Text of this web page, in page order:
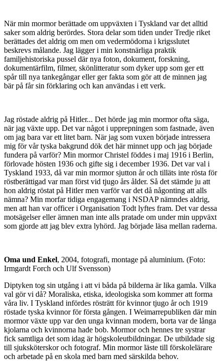
När min mormor berättade om uppväxten i Tyskland var det alltid
saker som aldrig berördes. Stora delar som tiden under Tredje riket
berättades det aldrig om men om vedermödorna i krigsslutet
beskrevs målande. Jag lägger i min konstnärliga praktik
familjehistoriska pussel där nya foton, dokument, forskning,
dokumentärfilm, filmer, skönlitteratur som dyker upp som ger ett
spår till nya tankegångar eller ger fakta som gör att de minnen jag
bär på får sin förklaring och kan användas i ett verk.
Jag röstade aldrig på Hitler... Det hörde jag min mormor ofta säga,
när jag växte upp. Det var något i upprepningen som fastnade, även
om jag bara var ett litet barn. När jag som vuxen började intressera
mig för vår tyska bakgrund dök det här minnet upp och jag började
fundera på varför? Min mormor Christel föddes i maj 1916 i Berlin,
förlovade hösten 1936 och gifte sig i december 1936. Det var val i
Tyskland 1933, då var min mormor sjutton år och tilläts inte rösta för
röstberättigad var man först vid tjugo års ålder. Så det stämde ju att
hon aldrig röstat på Hitler men varför var det då någonting att alls
nämna? Min morfar tidiga engagemang i NSDAP nämndes aldrig,
men att han var officer i Organisation Todt lyftes fram. Det var dessa
motsägelser eller ämnen man inte alls pratade om under min uppväxt
som gjorde att jag blev extra lyhörd. Jag började läsa mellan raderna.
Oma und Enkel, 2004, fotografi, montage på aluminium. (Foto:
Irmgardt Forch och Ulf Svensson)
Diptyken tog sin utgång i att vi båda på bilderna är lika gamla. Vilka
val gör vi då? Moraliska, etiska, ideologiska som kommer att forma
våra liv. I Tyskland infördes rösträtt för kvinnor tjugo år och 1919
röstade tyska kvinnor för första gången. I Weimarrepubliken där min
mormor växte upp var den unga kvinnan modern, borta var de långa
kjolarna och kvinnorna hade bob. Mormor och hennes tre systrar
fick samtliga det som idag är högskoleutbildningar. De utbildade sig
till sjuksköterskor och fotograf. Min mormor läste till förskolelärare
och arbetade på en skola med barn med särskilda behov.